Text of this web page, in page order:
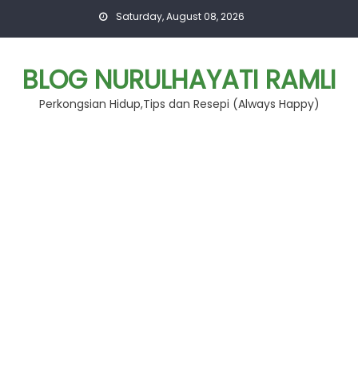
Saturday, August 08, 2026
BLOG NURULHAYATI RAMLI
Perkongsian Hidup,Tips dan Resepi (Always Happy)